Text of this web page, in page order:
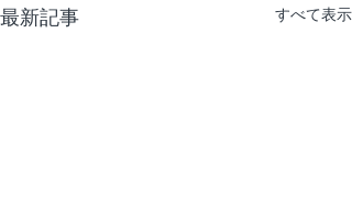
最新記事 すべて表示